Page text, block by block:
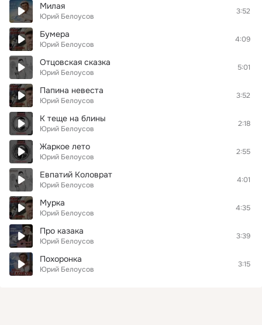
Милая
Юрий Белоусов
3:52
Бумера
Юрий Белоусов
4:09
Отцовская сказка
Юрий Белоусов
5:01
Папина невеста
Юрий Белоусов
3:52
К теще на блины
Юрий Белоусов
2:18
Жаркое лето
Юрий Белоусов
2:55
Евпатий Коловрат
Юрий Белоусов
4:01
Мурка
Юрий Белоусов
4:35
Про казака
Юрий Белоусов
3:39
Похоронка
Юрий Белоусов
3:15